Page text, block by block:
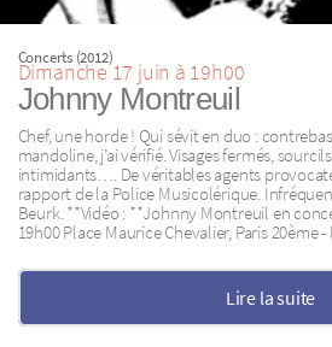
Concerts (2012)
Dimanche 17 juin à 19h00
Johnny Montreuil
Chef, une horde ! Qui sévit en duo :
mandoline, j’ai vérifié. Visages fermés,
intimidants…. De véritables agents
rapport de la Police Musicolérique.
Beurk. **Vidéo : **Johnny Montreuil en
19h00 Place Maurice Chevalier, Paris 20ème
Lire la suite